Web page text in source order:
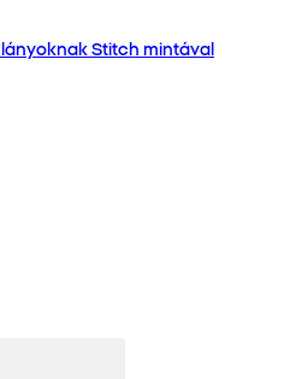
Stitch mintával